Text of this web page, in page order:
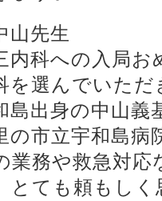
山先生
内科への入局
を選んでいた
島出身の中山義
の市立宇和島病
業務や救急対応
とても頼もし